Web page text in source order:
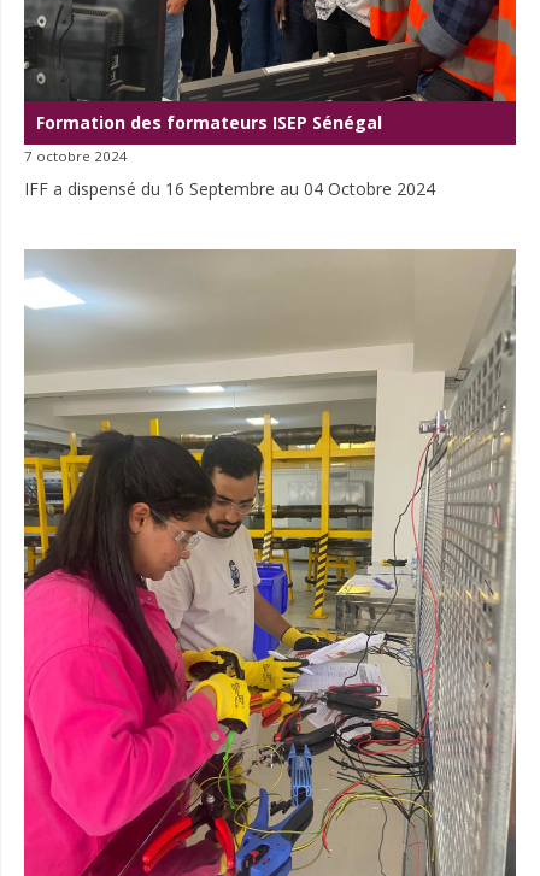
Formation des formateurs ISEP Sénégal
7 octobre 2024
IFF a dispensé du 16 Septembre au 04 Octobre 2024